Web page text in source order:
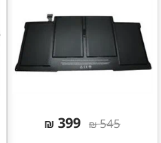
545
₪
399
₪